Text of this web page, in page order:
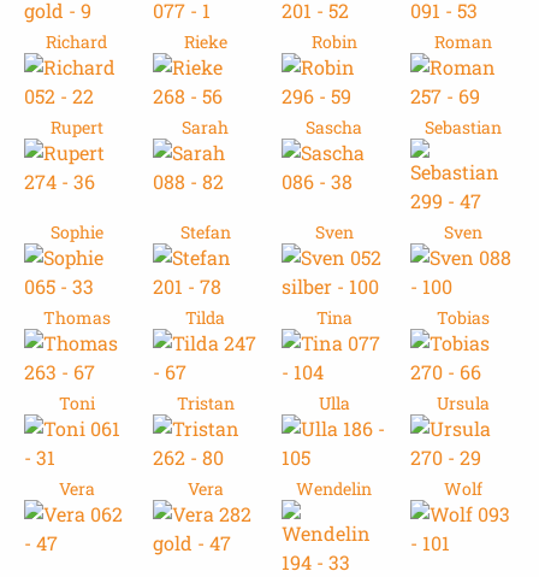
Richard Rieke Robin Roman
Rupert Sarah Sascha Sebastian
Sophie Stefan Sven Sven
Thomas Tilda Tina Tobias
Toni Tristan Ulla Ursula
Vera Vera Wendelin Wolf